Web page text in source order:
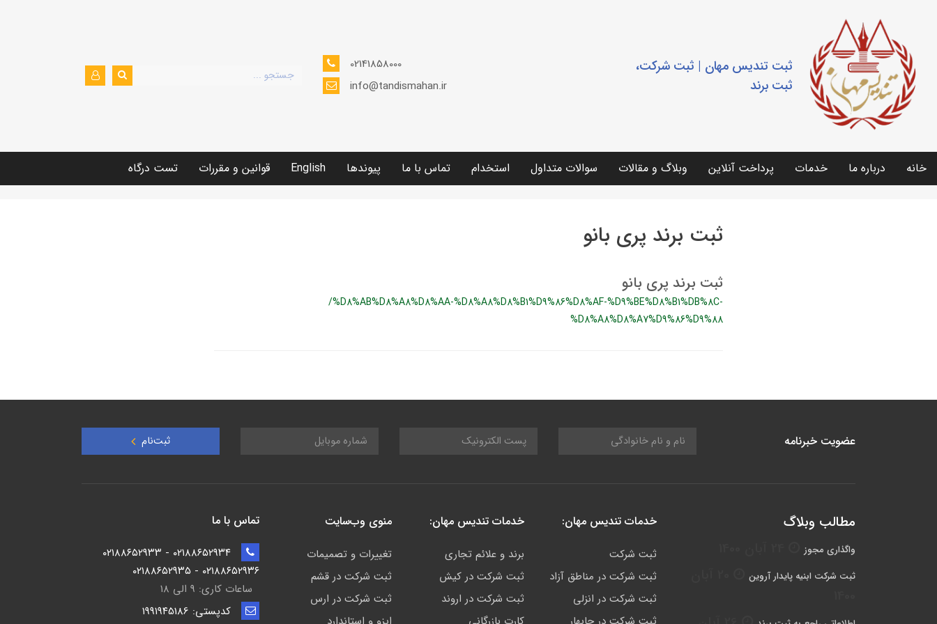
ثبت تندیس مهان | ثبت شرکت،
ثبت برند
02141858000
info@tandismahan.ir
خانه درباره ما خدمات پرداخت آنلاین وبلاگ و مقالات سوالات متداول استخدام تماس با ما پیوندها English قوانین و مقررات تست درگاه
ثبت برند پری بانو
ثبت برند پری بانو
/%D8%AB%D8%A8%D8%AA-%D8%A8%D8%B1%D9%86%D8%AF-%D9%BE%D8%B1%DB%8C-
%D8%A8%D8%A7%D9%86%D9%88
عضویت خبرنامه ثبت‌نام
مطالب وبلاگ
واگذاری مجوز
ثبت شرکت ابنیه پایدار آروین
خدمات تندیس مهان:
ثبت شرکت
ثبت شرکت در مناطق آزاد
ثبت شرکت در انزلی
خدمات تندیس مهان:
برند و علائم تجاری
ثبت شرکت در کیش
ثبت شرکت در اروند
منوی وب‌سایت
تغییرات و تصمیمات
ثبت شرکت در قشم
ثبت شرکت در ارس
تماس با ما
۰۲۱۸۸۶۵۲۹۳۴ - ۰۲۱۸۸۶۵۲۹۳۳
۰۲۱۸۸۶۵۲۹۳۶ - ۰۲۱۸۸۶۵۲۹۳۵
ساعات کاری: ۹ الی ۱۸
کدپستی: ۱۹۹۱۹۴5186